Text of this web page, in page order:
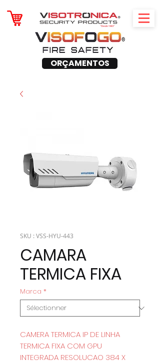
ORÇAMENTOS
SKU : VSS-HYU-443
CAMARA
TERMICA FIXA
Marca *
CAMERA TERMICA IP DE LINHA
TERMICA FIXA COM GPU
INTEGRADA RESOLUCAO 384 X